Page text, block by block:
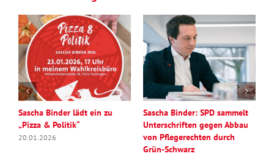
Sascha Binder lädt ein zu
„Pizza & Politik“
20.01.2026
Sascha Binder: SPD sammelt
Unterschriften gegen Abbau
von Pflegerechten durch
Grün-Schwarz